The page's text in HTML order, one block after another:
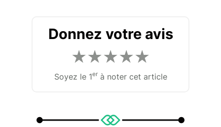
Donnez votre avis
★★★★★
Soyez le 1erà noter cet article